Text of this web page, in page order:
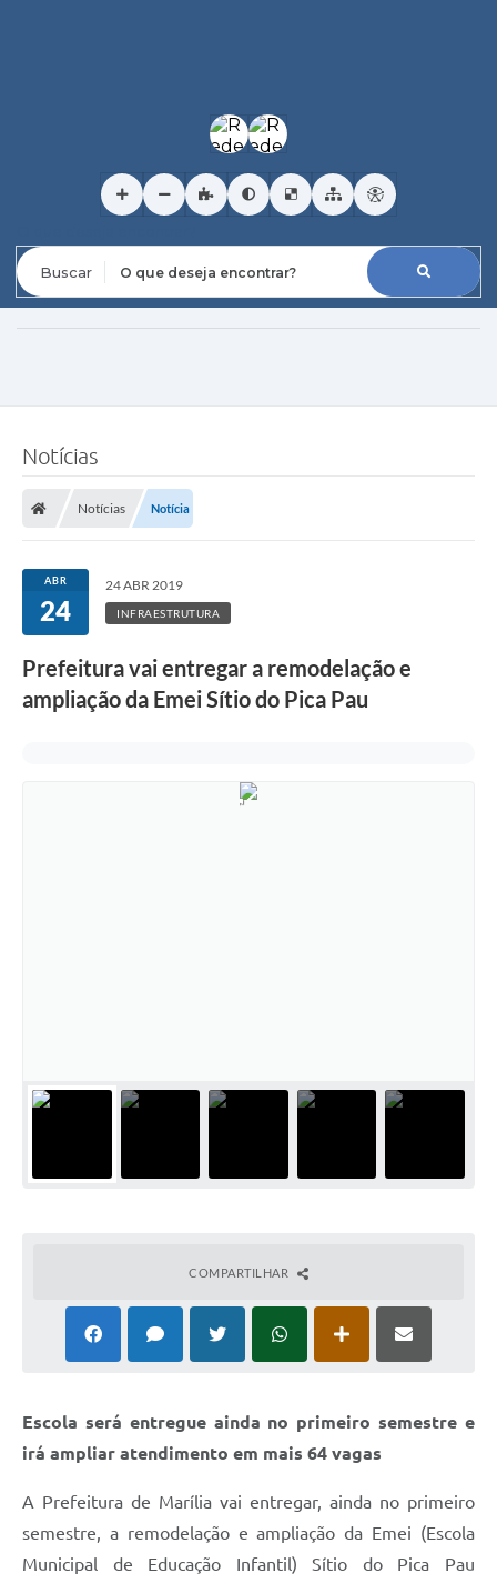
Notícias
Notícias Notícia
ABR
24
24 ABR 2019
INFRAESTRUTURA
Prefeitura vai entregar a remodelação e
ampliação da Emei Sítio do Pica Pau
COMPARTILHAR
Escola será entregue ainda no primeiro semestre e
irá ampliar atendimento em mais 64 vagas
A Prefeitura de Marília vai entregar, ainda no primeiro
semestre, a remodelação e ampliação da Emei (Escola
Municipal de Educação Infantil) Sítio do Pica Pau